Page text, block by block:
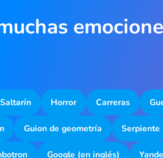
Saltarín Horror Carreras
Guion de geometría Serpiente
Google (en inglés)